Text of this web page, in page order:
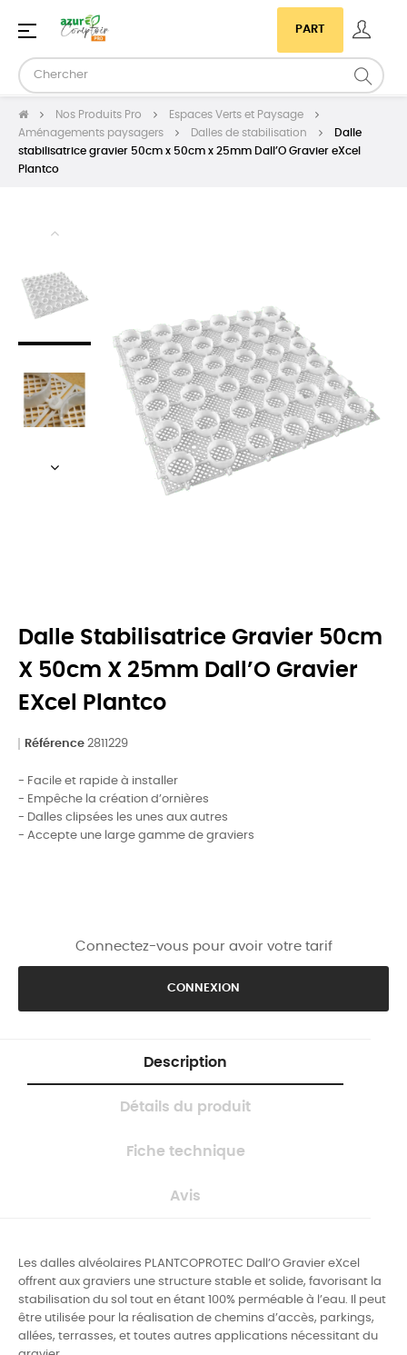
PART
Basculer
navigation
☰
Nos Produits Pro
Espaces Verts et Paysage
Aménagements paysagers
Dalles de stabilisation
Dalle
stabilisatrice gravier 50cm x 50cm x 25mm Dall’O Gravier eXcel
Plantco
Dalle Stabilisatrice Gravier 50cm
X 50cm X 25mm Dall’O Gravier
EXcel Plantco
Référence 2811229
- Facile et rapide à installer
- Empêche la création d’ornières
- Dalles clipsées les unes aux autres
- Accepte une large gamme de graviers
Connectez-vous pour avoir votre tarif
CONNEXION
Description
Détails du produit
Fiche technique
Avis
Les dalles alvéolaires PLANTCOPROTEC Dall’O Gravier eXcel
offrent aux graviers une structure stable et solide, favorisant la
stabilisation du sol tout en étant 100% perméable à l’eau. Il peut
être utilisée pour la réalisation de chemins d’accès, parkings,
allées, terrasses, et toutes autres applications nécessitant du